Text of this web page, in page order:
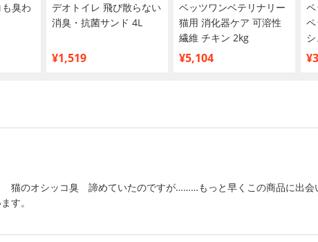
臭わ
デオトイレ 飛び散らない
消臭・抗菌サンド 4L
¥1,519
ベッツワンベテリナリー
猫用 消化器ケア 可溶性
繊維 チキン 2kg
¥5,104
ペ
買
猫のオシッコ臭 諦めていたのですが………もっと早くこの商品に出
す。